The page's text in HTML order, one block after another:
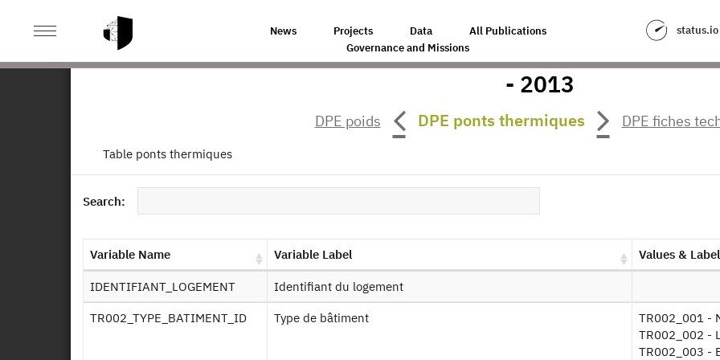
News Projects Data
All Publications
Governance and Missions
status.io
HOME
File Layout
Persistent Identifier (DOI)
PHEBUS DPE : Survey on the
Statistical Confidentiality Committee
File Layout
Enquête Performance de l'Habitat, Equipements, Besoins et
- 2013
DPE poids DPE ponts thermiques DPE fiches
Table ponts thermiques
Search:
Variable Name Variable Label Values &
IDENTIFIANT_LOGEMENT Identifiant du logement
TR002_TYPE_BATIMENT_ID Type de bâtiment
TR002_001
TR002_002 -
TR002_003 -